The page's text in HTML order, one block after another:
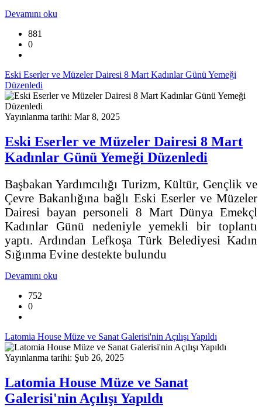
Devamını oku
881
0
Eski Eserler ve Müzeler Dairesi 8 Mart Kadınlar Günü Yemeği
Düzenledi
Yayınlanma tarihi: Mar 8, 2025
Eski Eserler ve Müzeler Dairesi 8 Mart
Kadınlar Günü Yemeği Düzenledi
Başbakan Yardımcılığı Turizm, Kültür, Gençlik ve
Çevre Bakanlığına bağlı Eski Eserler ve Müzeler
Dairesi bayan personeli 8 Mart Dünya Emekçl
Kadınlar Günü nedeniyle yemekli bir toplantı
yaptı. Ardından Lefkoşa Türk Belediyesi Kadın
Sığınma Evine destekte bulundu
Devamını oku
752
0
Latomia House Müze ve Sanat Galerisi'nin Açılışı Yapıldı
Yayınlanma tarihi: Şub 26, 2025
Latomia House Müze ve Sanat
Galerisi'nin Açılışı Yapıldı